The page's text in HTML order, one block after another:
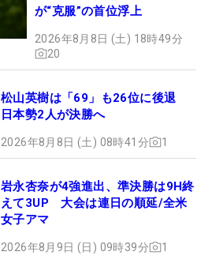
が“克服”の首位浮上
2026年8月8日 (土) 18時49分
20
松山英樹は「69」も26位に後退
日本勢2人が決勝へ
2026年8月8日 (土) 08時41分 1
岩永杏奈が4強進出、準決勝は9H終
えて3UP 大会は連日の順延/全米
女子アマ
2026年8月9日 (日) 09時39分 1